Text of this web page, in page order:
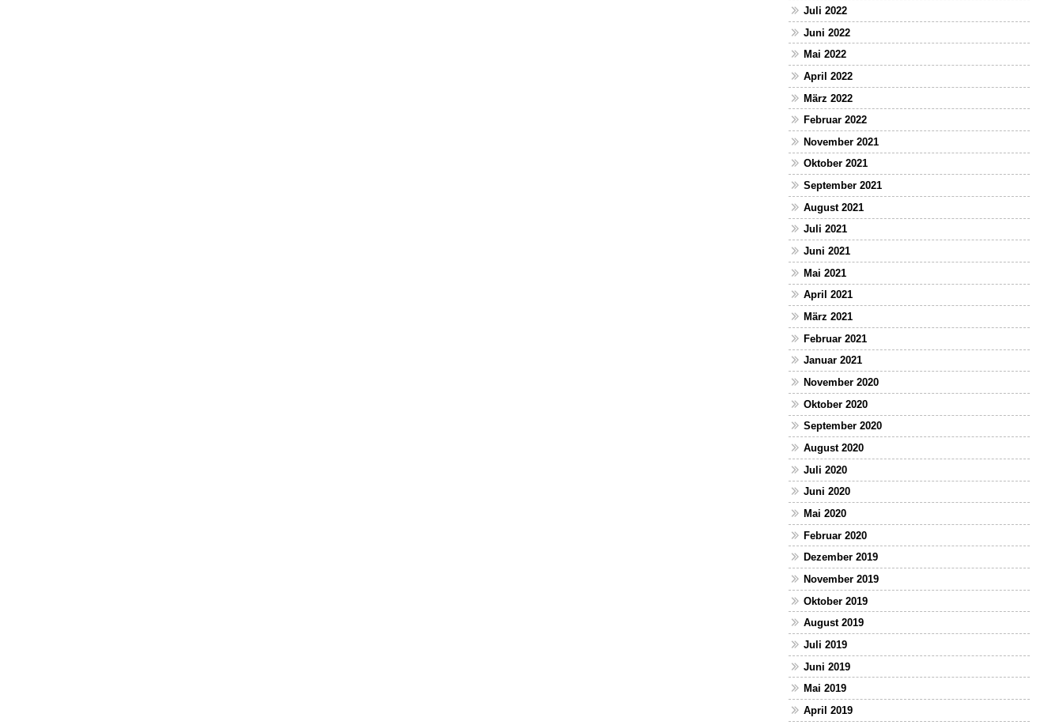
Juli 2022
Juni 2022
Mai 2022
April 2022
März 2022
Februar 2022
November 2021
Oktober 2021
September 2021
August 2021
Juli 2021
Juni 2021
Mai 2021
April 2021
März 2021
Februar 2021
Januar 2021
November 2020
Oktober 2020
September 2020
August 2020
Juli 2020
Juni 2020
Mai 2020
Februar 2020
Dezember 2019
November 2019
Oktober 2019
August 2019
Juli 2019
Juni 2019
Mai 2019
April 2019